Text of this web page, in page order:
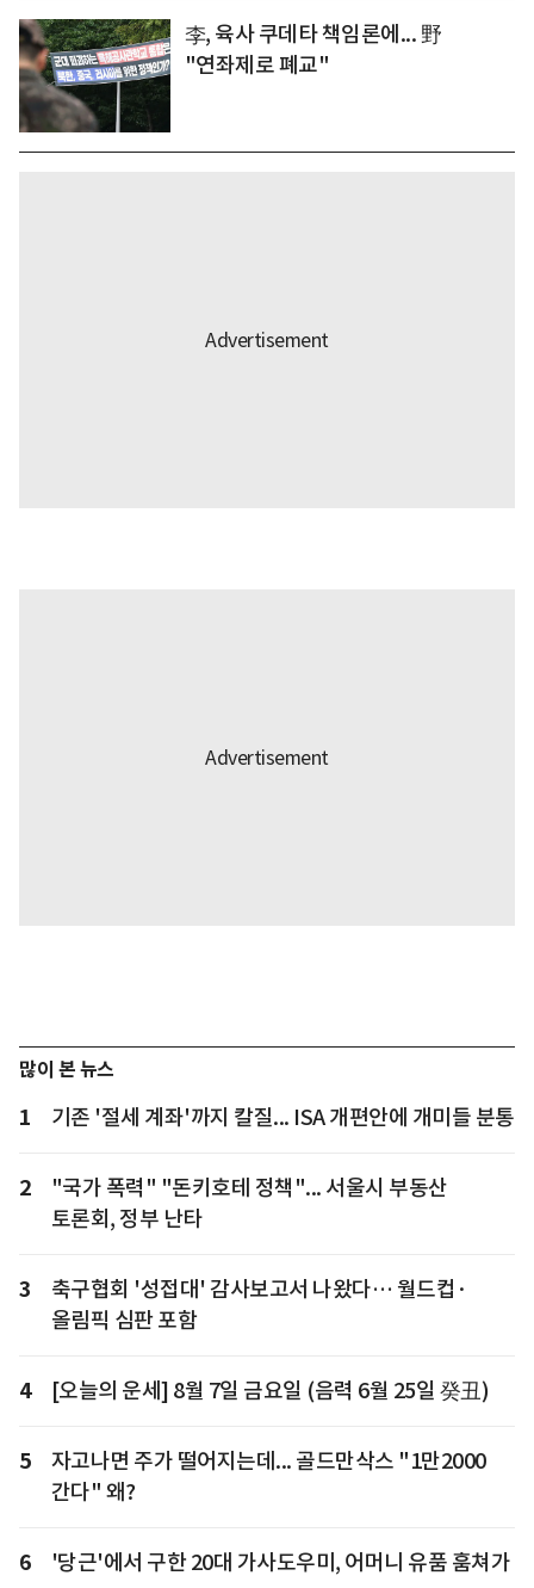
李, 육사 쿠데타 책임론에... 野
"연좌제로 폐교"
많이 본 뉴스
1 기존 '절세 계좌'까지 칼질... ISA 개편안에 개미들 분통
2
"국가 폭력" "돈키호테 정책"... 서울시 부동산
토론회, 정부 난타
3
축구협회 '성접대' 감사보고서 나왔다… 월드컵·
올림픽 심판 포함
4 [오늘의 운세] 8월 7일 금요일 (음력 6월 25일 癸丑)
5
자고나면 주가 떨어지는데... 골드만삭스 "1만2000
간다" 왜?
6 '당근'에서 구한 20대 가사도우미, 어머니 유품 훔쳐가